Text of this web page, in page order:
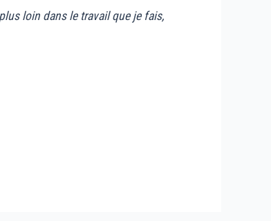
loin dans le travail que je fais,